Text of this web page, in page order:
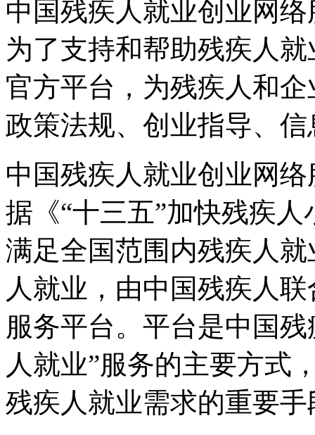
中国残疾人就业创业网
为了支持和帮助残疾人
官方平台，为残疾人和
政策法规、创业指导、
中国残疾人就业创业网
据《“十三五”加快残疾
满足全国范围内残疾人
人就业，由中国残疾人
服务平台。平台是中国
人就业”服务的主要方式
残疾人就业需求的重要手